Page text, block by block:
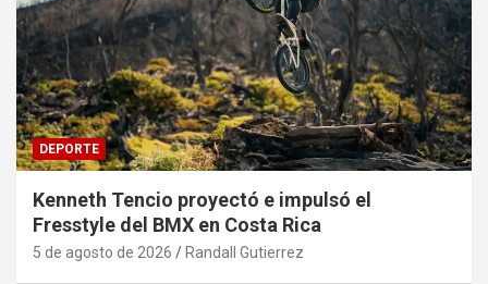
DEPORTE
Kenneth Tencio proyectó e impulsó el
Fresstyle del BMX en Costa Rica
5 de agosto de 2026 Randall Gutierrez